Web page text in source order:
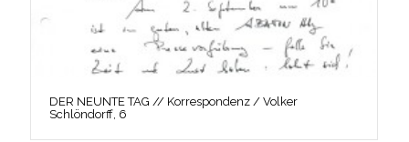
DER NEUNTE TAG // Korrespondenz / Volker
Schlöndorff, 6